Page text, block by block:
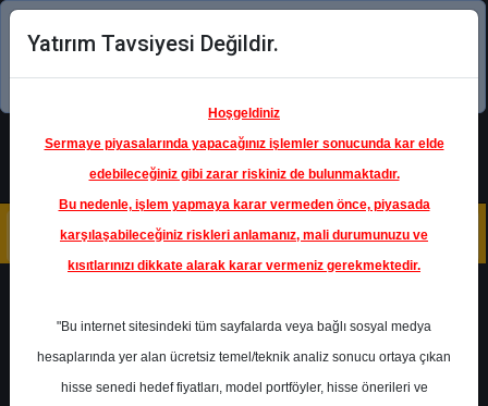
Şimdi uygulamayı indirin!
Yatırım Tavsiyesi Değildir.
Hoşgeldiniz
Sermaye piyasalarında yapacağınız işlemler sonucunda kar elde
edebileceğiniz gibi zarar riskiniz de bulunmaktadır.
Bu nedenle, işlem yapmaya karar vermeden önce, piyasada
karşılaşabileceğiniz riskleri anlamanız, mali durumunuzu ve
kısıtlarınızı dikkate alarak karar vermeniz gerekmektedir.
"Bu internet sitesindeki tüm sayfalarda veya bağlı sosyal medya
hesaplarında yer alan ücretsiz temel/teknik analiz sonucu ortaya çıkan
hisse senedi hedef fiyatları, model portföyler, hisse önerileri ve